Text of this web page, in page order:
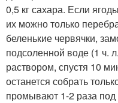
0,5 кг сахара. Если
их можно только
беленькие червячки,
подсоленной воде (1 ч.
раствором, спустя 10
останется собрать
промывают 1-2 раза под